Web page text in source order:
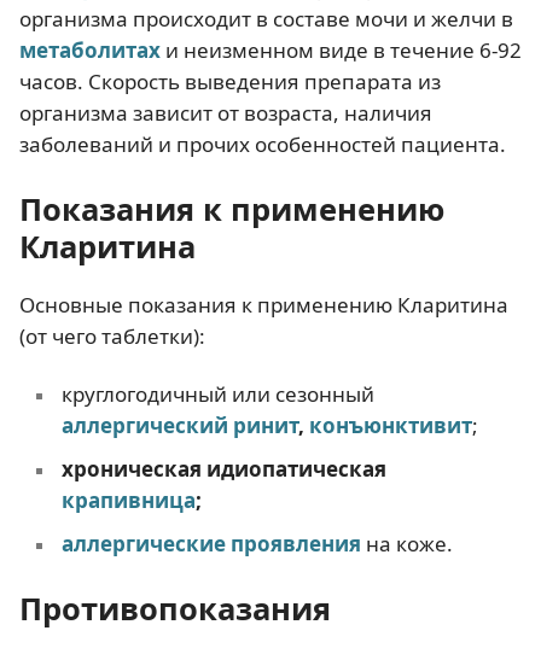
организма происходит в составе мочи и желчи в
метаболитах и неизменном виде в течение 6-92
часов. Скорость выведения препарата из
организма зависит от возраста, наличия
заболеваний и прочих особенностей пациента.
Показания к применению
Кларитина
Основные показания к применению Кларитина
(от чего таблетки):
круглогодичный или сезонный
аллергический ринит, конъюнктивит;
хроническая идиопатическая
крапивница;
аллергические проявления на коже.
Противопоказания